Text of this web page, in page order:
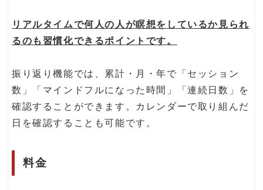
リアルタイムで何人の人が瞑想をしているか見られ
るのも習慣化できるポイントです。
振り返り機能では、累計・月・年で「セッション
数」「マインドフルになった時間」「連続日数」を
確認することができます。カレンダーで取り組んだ
日を確認することも可能です。
料金